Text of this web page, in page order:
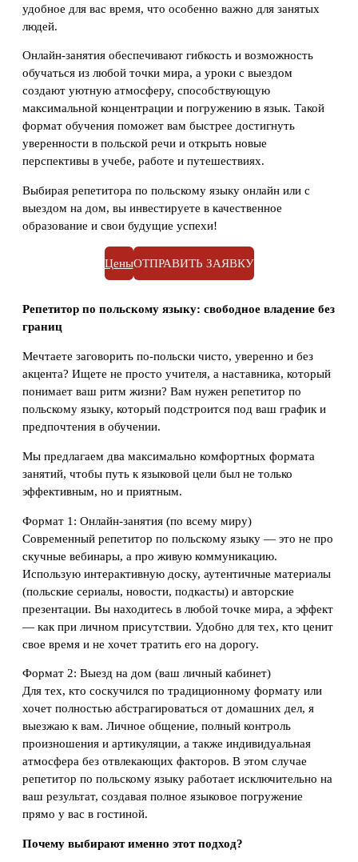
удобное для вас время, что особенно важно для занятых
людей.
Онлайн-занятия обеспечивают гибкость и возможность
обучаться из любой точки мира, а уроки с выездом
создают уютную атмосферу, способствующую
максимальной концентрации и погружению в язык. Такой
формат обучения поможет вам быстрее достигнуть
уверенности в польской речи и открыть новые
перспективы в учебе, работе и путешествиях.
Выбирая репетитора по польскому языку онлайн или с
выездом на дом, вы инвестируете в качественное
образование и свои будущие успехи!
ЦеныОТПРАВИТЬ ЗАЯВКУ
Репетитор по польскому языку: свободное владение без
границ
Мечтаете заговорить по-польски чисто, уверенно и без
акцента? Ищете не просто учителя, а наставника, который
понимает ваш ритм жизни? Вам нужен репетитор по
польскому языку, который подстроится под ваш график и
предпочтения в обучении.
Мы предлагаем два максимально комфортных формата
занятий, чтобы путь к языковой цели был не только
эффективным, но и приятным.
Формат 1: Онлайн-занятия (по всему миру)
Современный репетитор по польскому языку — это не про
скучные вебинары, а про живую коммуникацию.
Использую интерактивную доску, аутентичные материалы
(польские сериалы, новости, подкасты) и авторские
презентации. Вы находитесь в любой точке мира, а эффект
— как при личном присутствии. Удобно для тех, кто ценит
свое время и не хочет тратить его на дорогу.
Формат 2: Выезд на дом (ваш личный кабинет)
Для тех, кто соскучился по традиционному формату или
хочет полностью абстрагироваться от домашних дел, я
выезжаю к вам. Личное общение, полный контроль
произношения и артикуляции, а также индивидуальная
атмосфера без отвлекающих факторов. В этом случае
репетитор по польскому языку работает исключительно на
ваш результат, создавая полное языковое погружение
прямо у вас в гостиной.
Почему выбирают именно этот подход?